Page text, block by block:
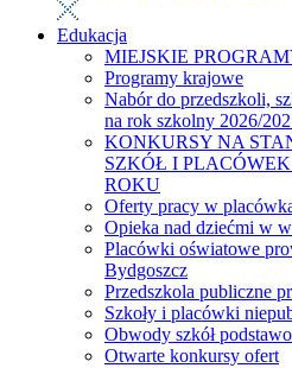
Edukacja
MIEJSKIE
Programy krajowe
Nabór do przedszkoli,
na rok szkolny 2026/
KONKURSY NA
SZKÓŁ I
ROKU
Oferty pracy w
Opieka nad dziećmi w
Placówki oświatowe
Bydgoszcz
Przedszkola publiczne
Szkoły i placówki
Obwody szkół
Otwarte konkursy ofert